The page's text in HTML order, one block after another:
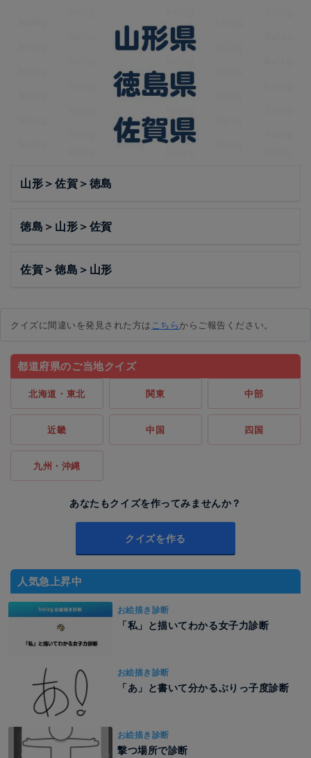
山形＞佐賀＞徳島
徳島＞山形＞佐賀
佐賀＞徳島＞山形
クイズに間違いを発見された方はこちらからご報告ください。
都道府県のご当地クイズ
北海道・東北 関東 中部
近畿 中国 四国
九州・沖縄
あなたもクイズを作ってみませんか？
クイズを作る
人気急上昇中
お絵描き診断
「私」と描いてわかる女子力診断
お絵描き診断
「あ」と書いて分かるぶりっ子度診断
お絵描き診断
撃つ場所で診断